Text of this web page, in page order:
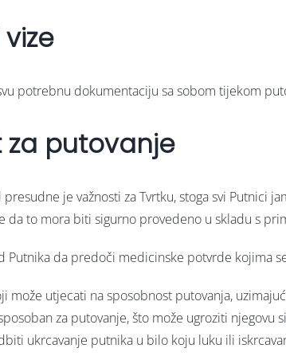
potrebnu dokumentaciju sa sobom tijekom
za putovanje
je važnosti za Tvrtku, stoga svi
da to mora biti sigurno provedeno u skladu s
Putnika da predoči medicinske potvrde kojima
može utjecati na sposobnost putovanja,
za putovanje, što može ugroziti
ukrcavanje putnika u bilo koju luku ili